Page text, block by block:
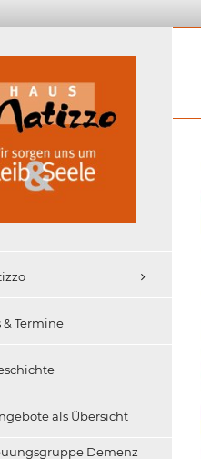
Termine
als Übersicht
Demenz